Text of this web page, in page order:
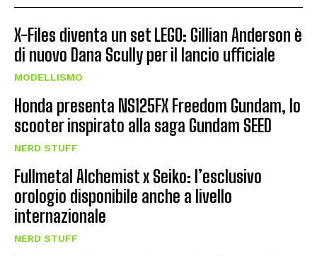
X-Files diventa un set LEGO: Gillian Anderson è
di nuovo Dana Scully per il lancio ufficiale
MODELLISMO
Honda presenta NS125FX Freedom Gundam, lo
scooter inspirato alla saga Gundam SEED
NERD STUFF
Fullmetal Alchemist x Seiko: l’esclusivo
orologio disponibile anche a livello
internazionale
NERD STUFF